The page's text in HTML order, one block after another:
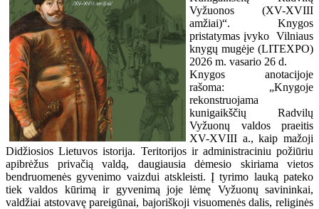
Vyžuonos (XV-XVIII
amžiai)“. Knygos
pristatymas įvyko Vilniaus
knygų mugėje (LITEXPO)
2026 m. vasario 26 d.
Knygos anotacijoje
rašoma: „Knygoje
rekonstruojama
kunigaikščių Radvilų
Vyžuonų valdos praeitis
XV-XVIII a., kaip mažoji
Didžiosios Lietuvos istorija. Teritorijos ir administraciniu požiūriu
apibrėžus privačią valdą, daugiausia dėmesio skiriama vietos
bendruomenės gyvenimo vaizdui atskleisti. Į tyrimo lauką pateko
tiek valdos kūrimą ir gyvenimą joje lėmę Vyžuonų savininkai,
valdžiai atstovavę pareigūnai, bajoriškoji visuomenės dalis, religinės